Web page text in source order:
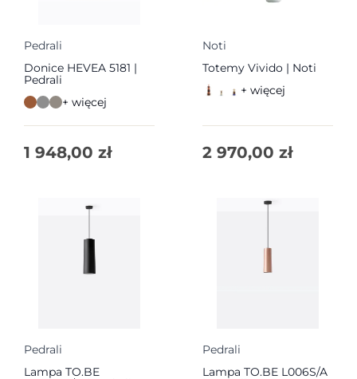
Pedrali
Donice HEVEA 5181 |
Pedrali
+ więcej
1 948,00 zł
Noti
Totemy Vivido | Noti
+ więcej
2 970,00 zł
Pedrali
Lampa TO.BE
Pedrali
Lampa TO.BE L006S/A